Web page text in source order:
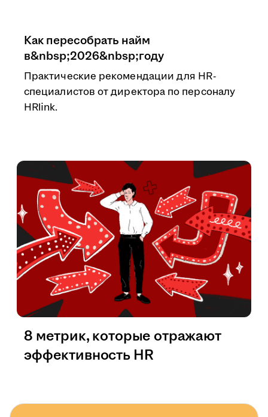
Как пересобрать найм
в&nbsp;2026&nbsp;году
Практические рекомендации для HR-
специалистов от директора по персоналу
HRlink.
8 метрик, которые отражают
эффективность HR